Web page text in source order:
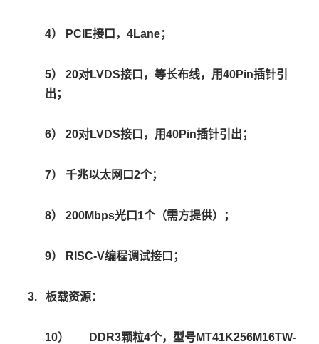
4） PCIE接口，4Lane；
5） 20对LVDS接口，等长布线，用40Pin插针引
出；
6） 20对LVDS接口，用40Pin插针引出；
7） 千兆以太网口2个；
8） 200Mbps光口1个（需方提供）；
9） RISC-V编程调试接口；
3. 板载资源：
10） DDR3颗粒4个，型号MT41K256M16TW-